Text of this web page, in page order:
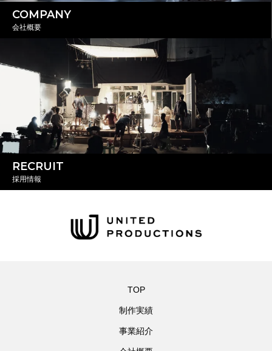
COMPANY
会社概要
RECRUIT
採用情報
TOP
制作実績
事業紹介